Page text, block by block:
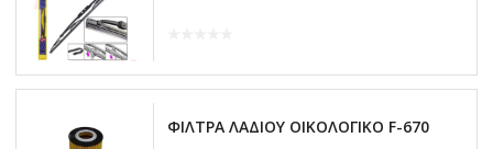
ΦΙΛΤΡΑ ΛΑΔΙΟΥ ΟΙΚΟΛΟΓΙΚΟ F-670